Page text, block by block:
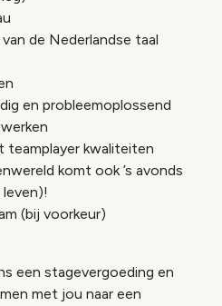
de Nederlandse taal
en probleemoplossend
teamplayer kwaliteiten
komt ook ’s avonds
(bij voorkeur)
een stagevergoeding en
met jou naar een